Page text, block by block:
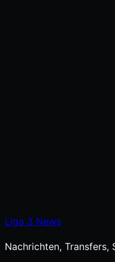
Liga 3 News
Nachrichten, Transfers,